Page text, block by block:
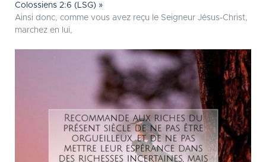
Colossiens 2:6 (LSG) »
Ainsi donc, comme vous avez reçu le Seigneur Jésus-Christ,
marchez en lui,